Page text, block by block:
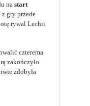
na start
gry przede
rywal Lechii
czterema
zakończyło
zdobyła